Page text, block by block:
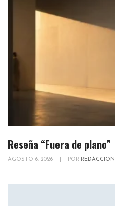
Reseña “Fuera de plano”
AGOSTO 6, 2026 POR REDACCION